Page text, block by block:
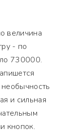
величина
- по
730000.
и сильная
кнопок.